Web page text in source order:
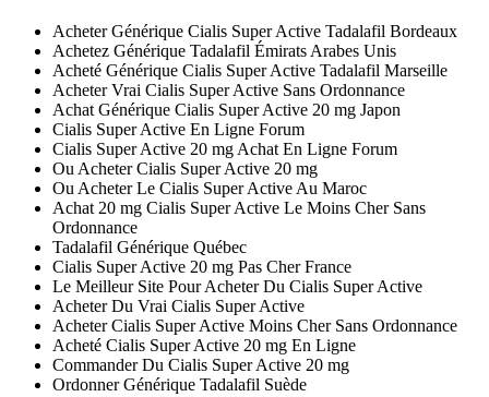
Acheter Générique Cialis Super Active Tadalafil Bordeaux
Achetez Générique Tadalafil Émirats Arabes Unis
Acheté Générique Cialis Super Active Tadalafil Marseille
Acheter Vrai Cialis Super Active Sans Ordonnance
Achat Générique Cialis Super Active 20 mg Japon
Cialis Super Active En Ligne Forum
Cialis Super Active 20 mg Achat En Ligne Forum
Ou Acheter Cialis Super Active 20 mg
Ou Acheter Le Cialis Super Active Au Maroc
Achat 20 mg Cialis Super Active Le Moins Cher Sans
Ordonnance
Tadalafil Générique Québec
Cialis Super Active 20 mg Pas Cher France
Le Meilleur Site Pour Acheter Du Cialis Super Active
Acheter Du Vrai Cialis Super Active
Acheter Cialis Super Active Moins Cher Sans Ordonnance
Acheté Cialis Super Active 20 mg En Ligne
Commander Du Cialis Super Active 20 mg
Ordonner Générique Tadalafil Suède